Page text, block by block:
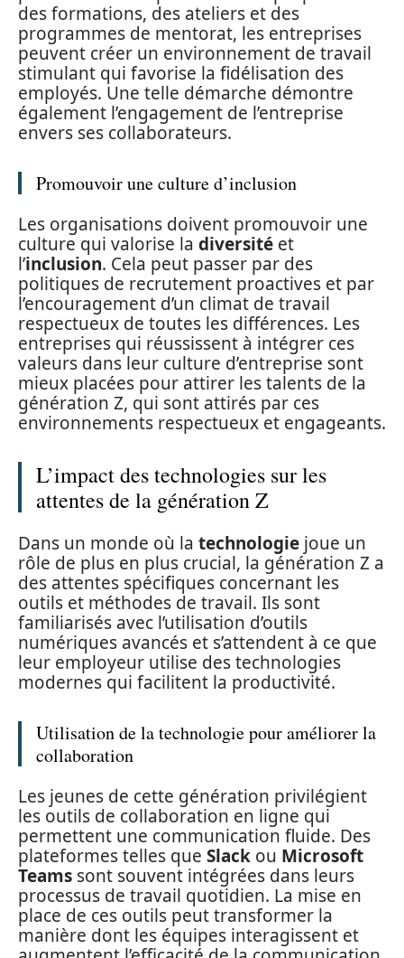
des formations, des ateliers et des
programmes de mentorat, les entreprises
peuvent créer un environnement de travail
stimulant qui favorise la fidélisation des
employés. Une telle démarche démontre
également l’engagement de l’entreprise
envers ses collaborateurs.
Promouvoir une culture d’inclusion
Les organisations doivent promouvoir une
culture qui valorise la diversité et
l’inclusion. Cela peut passer par des
politiques de recrutement proactives et par
l’encouragement d’un climat de travail
respectueux de toutes les différences. Les
entreprises qui réussissent à intégrer ces
valeurs dans leur culture d’entreprise sont
mieux placées pour attirer les talents de la
génération Z, qui sont attirés par ces
environnements respectueux et engageants.
L’impact des technologies sur les
attentes de la génération Z
Dans un monde où la technologie joue un
rôle de plus en plus crucial, la génération Z a
des attentes spécifiques concernant les
outils et méthodes de travail. Ils sont
familiarisés avec l’utilisation d’outils
numériques avancés et s’attendent à ce que
leur employeur utilise des technologies
modernes qui facilitent la productivité.
Utilisation de la technologie pour améliorer la
collaboration
Les jeunes de cette génération privilégient
les outils de collaboration en ligne qui
permettent une communication fluide. Des
plateformes telles que Slack ou Microsoft
Teams sont souvent intégrées dans leurs
processus de travail quotidien. La mise en
place de ces outils peut transformer la
manière dont les équipes interagissent et